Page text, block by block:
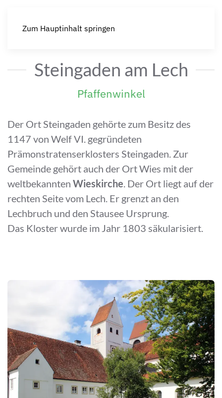
Zum Hauptinhalt springen
Steingaden am Lech
Pfaffenwinkel
Der Ort Steingaden gehörte zum Besitz des
1147 von Welf VI. gegründeten
Prämonstratenserklosters Steingaden. Zur
Gemeinde gehört auch der Ort Wies mit der
weltbekannten Wieskirche. Der Ort liegt auf der
rechten Seite vom Lech. Er grenzt an den
Lechbruch und den Stausee Ursprung.
Das Kloster wurde im Jahr 1803 säkularisiert.